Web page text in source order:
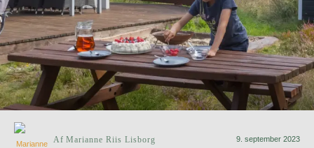
Af Marianne Riis Lisborg 9. september 2023